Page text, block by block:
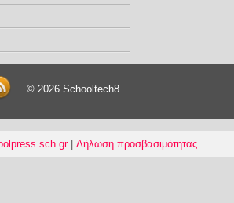
© 2026Schooltech8
| Δήλωση προσβασιμότητας